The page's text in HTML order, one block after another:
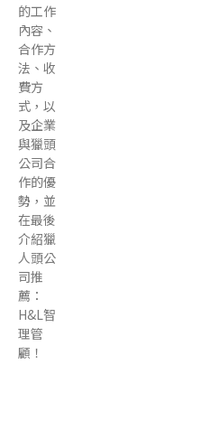
的工作
內容、
合作方
法、收
費方
式，以
及企業
與獵頭
公司合
作的優
勢，並
在最後
介紹獵
人頭公
司推
薦：
H&L智
理管
顧！